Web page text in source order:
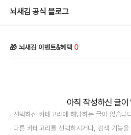
뇌새김 공식 블로그
🎁 뇌새김 이벤트&혜택 0
아직 작성하신 글이
선택하신 카테고리에 해당하는 글이 없습니
다른 카테고리를 선택하시거나, 검색 기능